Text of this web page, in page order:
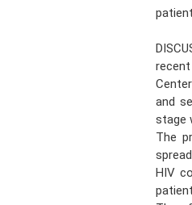
and
stage
The
HIV